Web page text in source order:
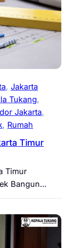
, Jakarta
Tukang
Jakarta
, Rumah
Timur
Timur
Bangun…